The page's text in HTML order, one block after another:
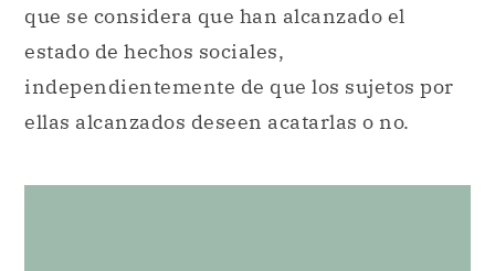
que se considera que han alcanzado el
estado de hechos sociales,
independientemente de que los sujetos por
ellas alcanzados deseen acatarlas o no.